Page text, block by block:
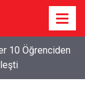
10 Öğrenciden